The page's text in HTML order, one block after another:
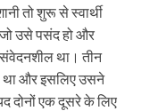
तो शुरू से स्वार्थी
उसे पसंद हो और
था। तीन
था और इसलिए उसने
दोनों एक दूसरे के लिए